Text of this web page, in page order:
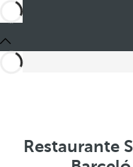
Restaurante